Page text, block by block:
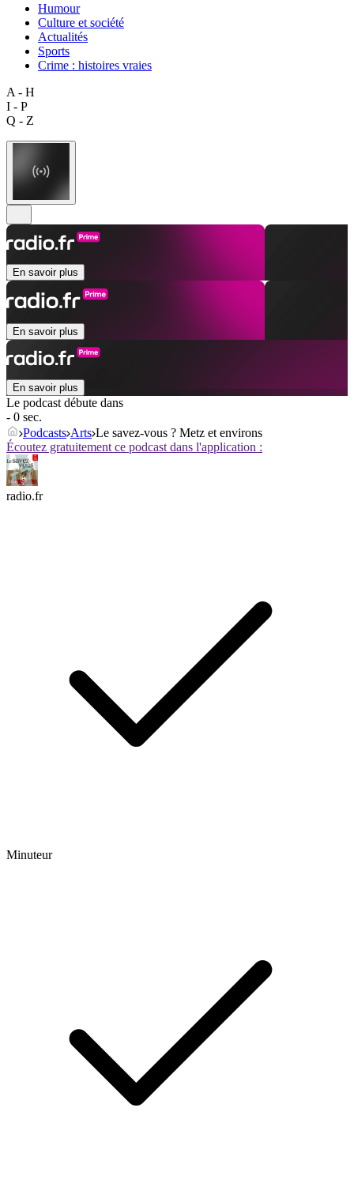
Humour
Culture et société
Actualités
Sports
Crime : histoires vraies
A - H
I - P
Q - Z
En savoir plus
En savoir plus
En savoir plus
Le podcast débute dans
- 0 sec.
Podcasts Arts Le savez-vous ? Metz et environs
Écoutez gratuitement ce podcast dans l'application :
radio.fr
Minuteur